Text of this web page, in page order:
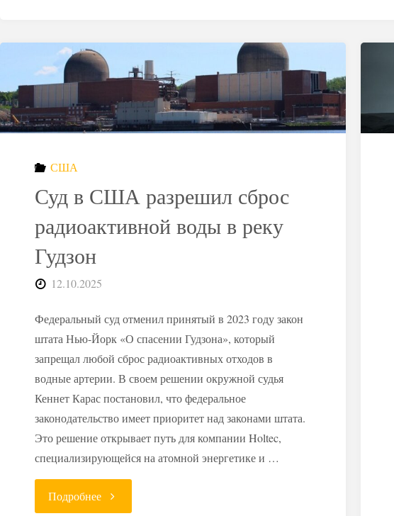
США
Суд в США разрешил сброс
радиоактивной воды в реку
Гудзон
12.10.2025
Федеральный суд отменил принятый в 2023 году закон
штата Нью-Йорк «О спасении Гудзона», который
запрещал любой сброс радиоактивных отходов в
водные артерии. В своем решении окружной судья
Кеннет Карас постановил, что федеральное
законодательство имеет приоритет над законами штата.
Это решение открывает путь для компании Holtec,
специализирующейся на атомной энергетике и …
Подробнее"Суд